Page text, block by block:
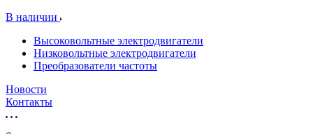
В наличии
Высоковольтные электродвигатели
Низковольтные электродвигатели
Преобразователи частоты
Новости
Контакты